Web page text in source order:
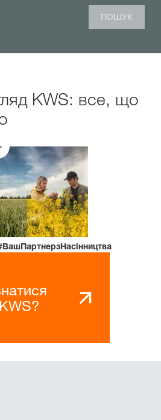
ПОШУК
KWS: все, що